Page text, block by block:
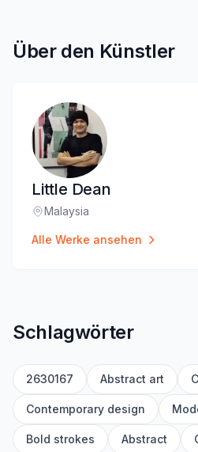
Über den Künstler
Little Dean
Standort:
Malaysia
Alle Werke ansehen
Schlagwörter
2630167 Abstract art
Contemporary design
Bold strokes Abstract